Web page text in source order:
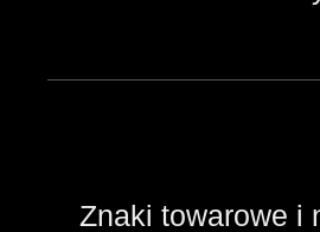
Znaki towarowe i